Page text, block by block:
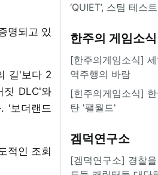
명되고 있
길'보다 2
짓 DLC'와
'보더랜드
적인 조회
‘QUIET’, 스팀 테스
한주의 게임소식
[한주의게임소식]
역주행의 바람
[힌주의게임소식]
탄 '팰월드'
겜덕연구소
[겜덕연구소] 경찰